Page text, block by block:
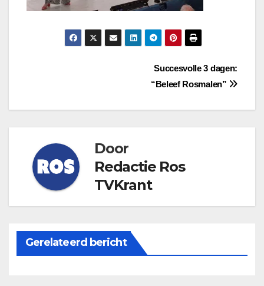
Succesvolle 3 dagen:
“Beleef Rosmalen”
Door
Redactie Ros
TVKrant
Gerelateerd bericht